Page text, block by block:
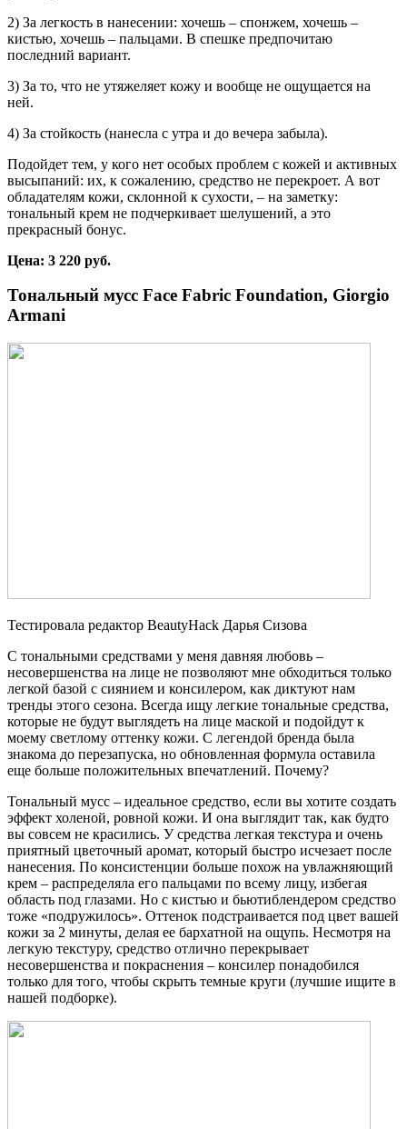
2) За легкость в нанесении: хочешь – спонжем, хочешь –
кистью, хочешь – пальцами. В спешке предпочитаю
последний вариант.
3) За то, что не утяжеляет кожу и вообще не ощущается на
ней.
4) За стойкость (нанесла с утра и до вечера забыла).
Подойдет тем, у кого нет особых проблем с кожей и активных
высыпаний: их, к сожалению, средство не перекроет. А вот
обладателям кожи, склонной к сухости, – на заметку:
тональный крем не подчеркивает шелушений, а это
прекрасный бонус.
Цена: 3 220 руб.
Тональный мусс Face Fabric Foundation, Giorgio
Armani
Тестировала редактор BeautyHack Дарья Сизова
С тональными средствами у меня давняя любовь –
несовершенства на лице не позволяют мне обходиться только
легкой базой с сиянием и консилером, как диктуют нам
тренды этого сезона. Всегда ищу легкие тональные средства,
которые не будут выглядеть на лице маской и подойдут к
моему светлому оттенку кожи. С легендой бренда была
знакома до перезапуска, но обновленная формула оставила
еще больше положительных впечатлений. Почему?
Тональный мусс – идеальное средство, если вы хотите создать
эффект холеной, ровной кожи. И она выглядит так, как будто
вы совсем не красились. У средства легкая текстура и очень
приятный цветочный аромат, который быстро исчезает после
нанесения. По консистенции больше похож на увлажняющий
крем – распределяла его пальцами по всему лицу, избегая
область под глазами. Но с кистью и бьютиблендером средство
тоже «подружилось». Оттенок подстраивается под цвет вашей
кожи за 2 минуты, делая ее бархатной на ощупь. Несмотря на
легкую текстуру, средство отлично перекрывает
несовершенства и покраснения – консилер понадобился
только для того, чтобы скрыть темные круги (лучшие ищите в
нашей подборке).